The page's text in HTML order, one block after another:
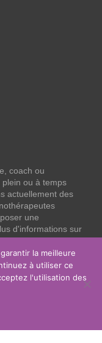
coach ou
ou à temps
actuellement des
une
d'informations sur
que psy
la meilleure
à utiliser ce
l'utilisation des